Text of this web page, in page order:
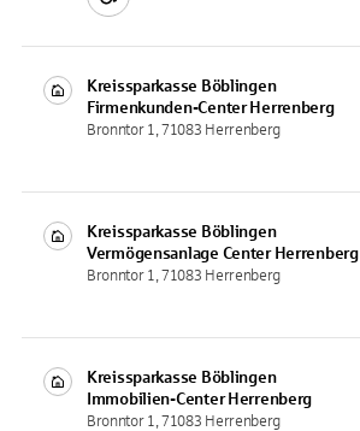
Kreissparkasse Böblingen
Firmenkunden-Center Herrenberg
Bronntor 1, 71083 Herrenberg
Kreissparkasse Böblingen
Vermögensanlage Center Herrenberg
Bronntor 1, 71083 Herrenberg
Kreissparkasse Böblingen
Immobilien-Center Herrenberg
Bronntor 1, 71083 Herrenberg